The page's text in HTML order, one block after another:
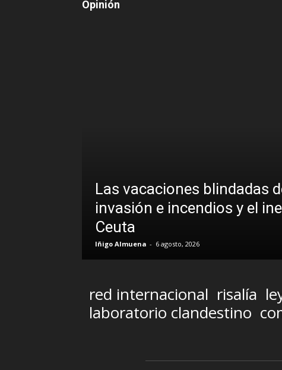
Opinión
Las vacaciones blindadas
invasión e incendios y el
Ceuta
Iñigo Almuena - 6 agosto, 2026
red internacional risalía
laboratorio clandestino